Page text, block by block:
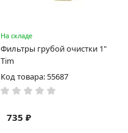
На складе
Фильтры грубой очистки 1"
Tim
Код товара: 55687
735 ₽